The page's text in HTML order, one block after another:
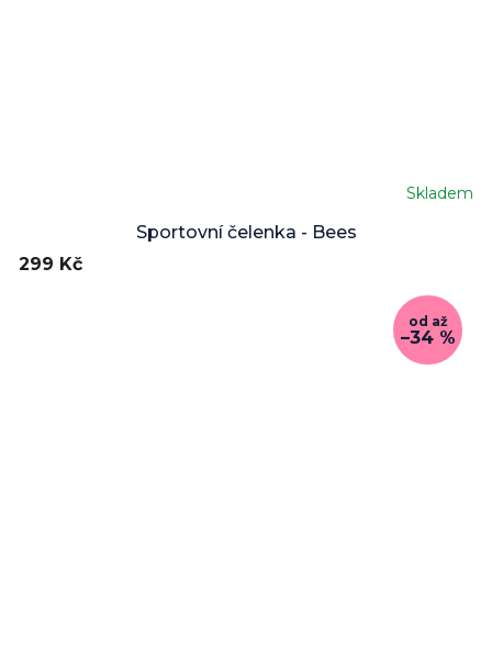
Sportovní čelenka - Bees
Skladem
299 Kč
od až
–34 %